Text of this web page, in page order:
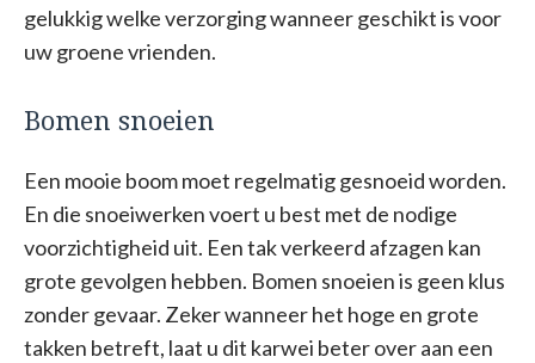
gelukkig welke verzorging wanneer geschikt is voor
uw groene vrienden.
Bomen snoeien
Een mooie boom moet regelmatig gesnoeid worden.
En die snoeiwerken voert u best met de nodige
voorzichtigheid uit. Een tak verkeerd afzagen kan
grote gevolgen hebben. Bomen snoeien is geen klus
zonder gevaar. Zeker wanneer het hoge en grote
takken betreft, laat u dit karwei beter over aan een